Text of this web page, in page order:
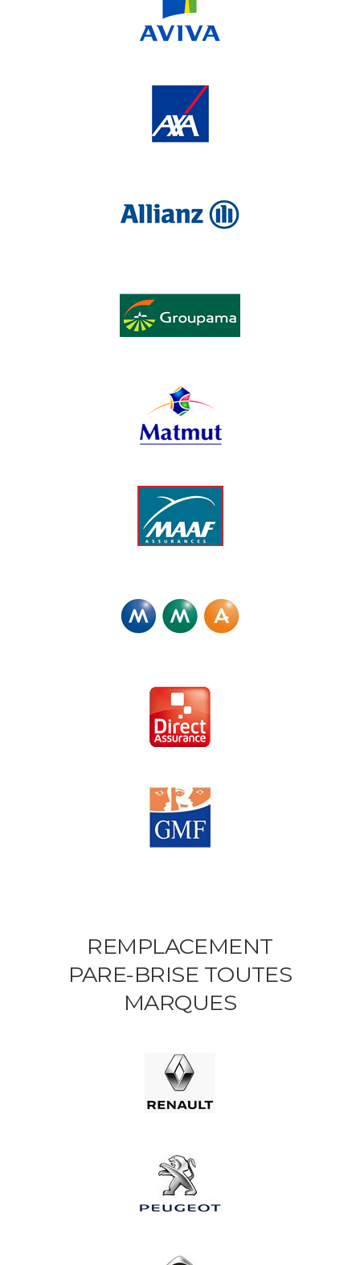
REMPLACEMENT
PARE-BRISE TOUTES
MARQUES